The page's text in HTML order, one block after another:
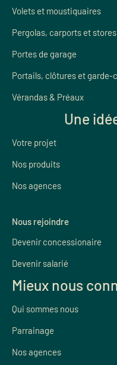
Volets et moustiquaires
Pergolas, carports et
Portes de garage
Portails, clôtures et garde-
Vérandas & Préaux
Une
Votre projet
Nos produits
Nos agences
Nous rejoindre
Devenir concessionaire
Devenir salarié
Mieux nous
Qui sommes nous
Parrainage
Nos agences